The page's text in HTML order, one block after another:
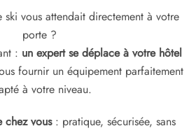
vous attendait directement à votre
porte ?
: un expert se déplace à votre hôtel
fournir un équipement parfaitement
à votre niveau.
chez vous: pratique, sécurisée, sans